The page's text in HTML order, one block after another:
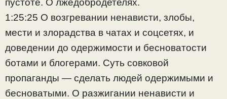
1:25:25 О возгревании ненависти, злобы,
мести и злорадства в чатах и соцсетях, и
доведении до одержимости и бесноватости
ботами и блогерами. Суть совковой
пропаганды — сделать людей одержимыми и
бесноватыми. О разжигании ненависти и